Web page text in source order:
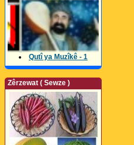
Qutî ya Muzîkê - 1
Zêrzewat ( Sewze )